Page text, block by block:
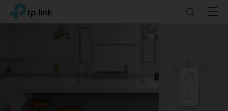
ClickTP-Link, Reliably Smart SearchMenu